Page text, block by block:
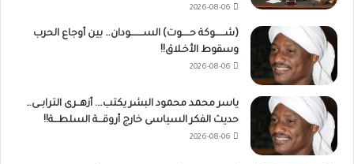
2026-08-06
(شــــــوكة حـــــوت) الســــــــودان… بين أوجاع الحرب
وسقوط الأخـلاق!!
2026-08-06
ياسر محمد محمود البشر يكتب…. أزهــرى الترابــى…
حديث الفكر السياسى خارج أروقـــة السلطـــة!!
2026-08-06